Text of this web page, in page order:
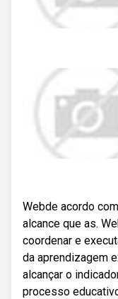
Webde acordo
alcance que as.
coordenar e
da aprendizagem
alcançar o
processo